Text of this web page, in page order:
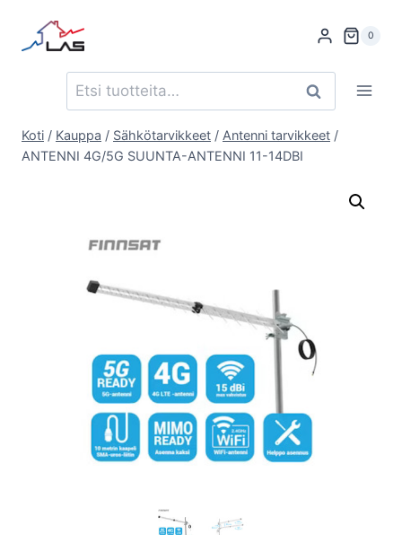
sisältöön
0
Etsi: Haku
Koti / Kauppa / Sähkötarvikkeet / Antenni tarvikkeet /
ANTENNI 4G/5G SUUNTA-ANTENNI 11-14DBI